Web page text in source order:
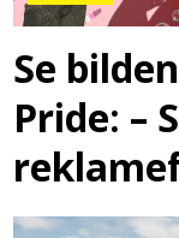
Se
Pride: –